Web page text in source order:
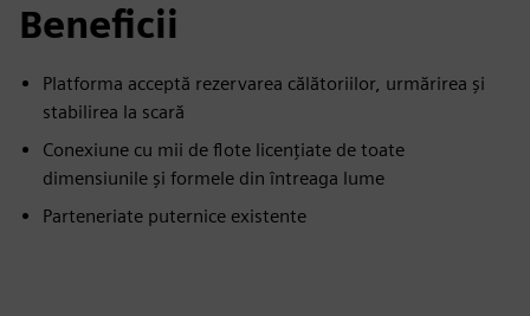
Beneficii
Platforma acceptă rezervarea călătoriilor, urmărirea și
stabilirea la scară
Conexiune cu mii de flote licențiate de toate
dimensiunile și formele din întreaga lume
Parteneriate puternice existente